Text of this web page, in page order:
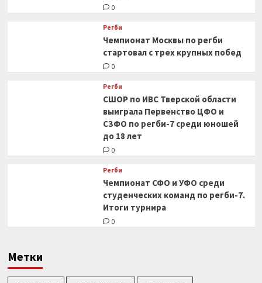
0
Регби
Чемпионат Москвы по регби
стартовал с трех крупных побед
0
Регби
СШОР по ИВС Тверской области
выиграла Первенство ЦФО и
СЗФО по регби-7 среди юношей
до 18 лет
0
Регби
Чемпионат СФО и УФО среди
студенческих команд по регби-7.
Итоги турнира
0
Метки